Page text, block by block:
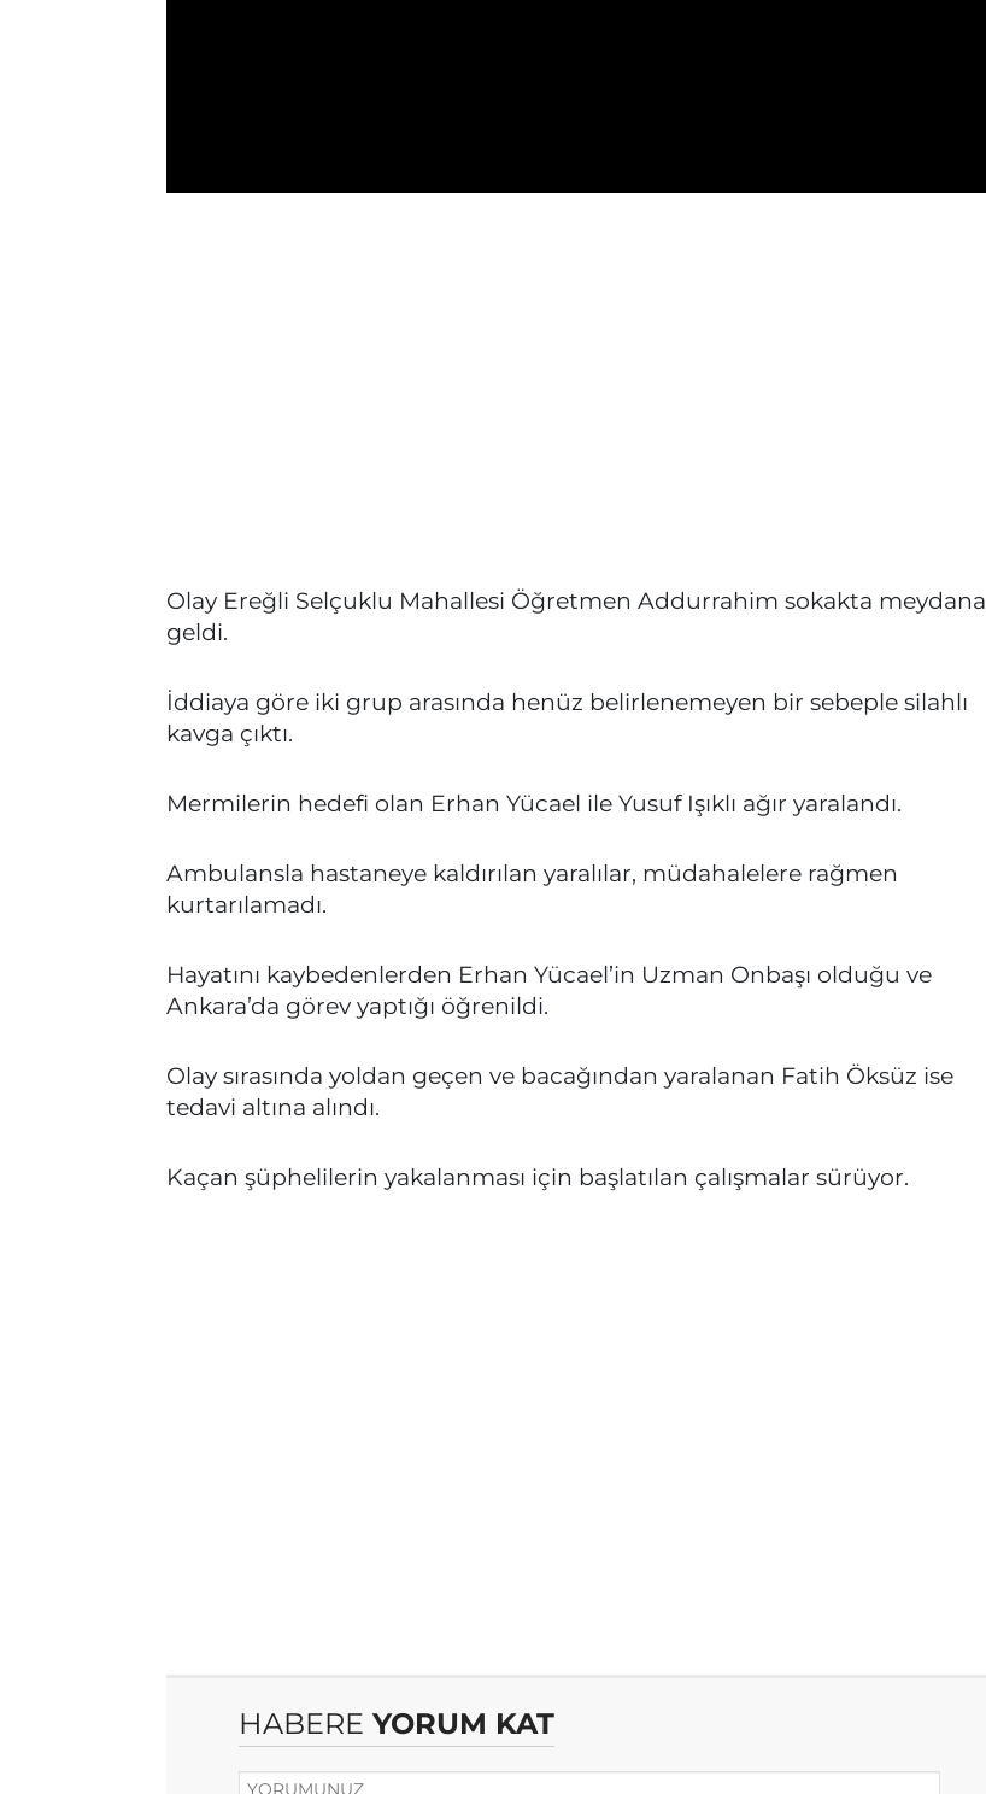
Olay Ereğli Selçuklu Mahallesi Öğretmen Addurrahim sokakta meydana
geldi.
İddiaya göre iki grup arasında henüz belirlenemeyen bir sebeple silahlı
kavga çıktı.
Mermilerin hedefi olan Erhan Yücael ile Yusuf Işıklı ağır yaralandı.
Ambulansla hastaneye kaldırılan yaralılar, müdahalelere rağmen
kurtarılamadı.
Hayatını kaybedenlerden Erhan Yücael’in Uzman Onbaşı olduğu ve
Ankara’da görev yaptığı öğrenildi.
Olay sırasında yoldan geçen ve bacağından yaralanan Fatih Öksüz ise
tedavi altına alındı.
Kaçan şüphelilerin yakalanması için başlatılan çalışmalar sürüyor.
HABERE YORUM KAT